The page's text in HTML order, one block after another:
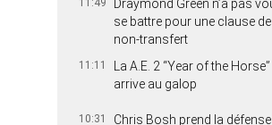
11:49
Draymond Green n’a pas
se battre pour une clause de
non-transfert
11:11
La A.E. 2 “Year of the Horse”
arrive au galop
10:31 Chris Bosh prend la